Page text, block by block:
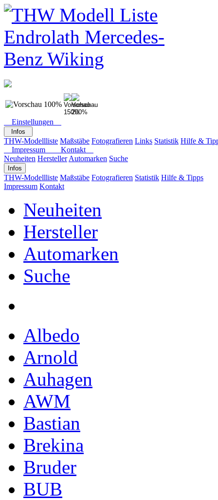
Einstellungen
Infos
THW-Modellliste Maßstäbe Fotografieren Links Statistik Hilfe &
Impressum
Kontakt
Neuheiten Hersteller Automarken Suche
Infos
THW-Modellliste Maßstäbe Fotografieren Statistik Hilfe & Tipps
Impressum Kontakt
Neuheiten
Hersteller
Automarken
Suche
Albedo
Arnold
Auhagen
AWM
Bastian
Brekina
Bruder
BUB